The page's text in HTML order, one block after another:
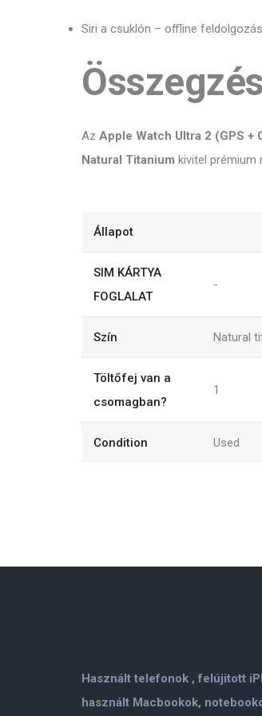
Siri a csuklón – offline
Összegzés
Az Apple Watch Ultra 2 (GPS +
Natural Titanium kivitel
Állapot
SIM KÁRTYA
FOGLALAT
-
Szín Natural
Töltőfej van a
csomagban?
1
Condition Used
Használt telefonok , felújitott
használt Macbookok,